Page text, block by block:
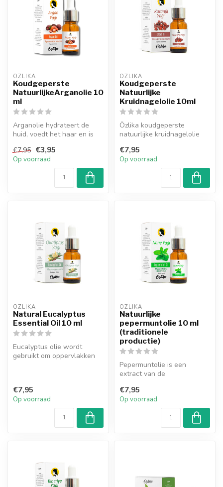
OZLIKA
Koudgeperste
NatuurlijkeArganolie 10
ml
Arganolie hydrateert de
huid, voedt het haar en is
zoal...
€7,95 €3,95
Op voorraad
OZLIKA
Koudgeperste
Natuurlijke
Kruidnagelolie 10ml
Özlika koudgeperste
natuurlijke kruidnagelolie
verschillende g...
€7,95
Op voorraad
OZLIKA
Natural Eucalyptus
Essential Oil 10 ml
Eucalyptus olie wordt
gebruikt om oppervlakken
€7,95
Op voorraad
OZLIKA
Natuurlijke
pepermuntolie 10 ml
(traditionele
productie)
Pepermuntolie is een
extract van de
pepermunt zorgt ...
€7,95
Op voorraad